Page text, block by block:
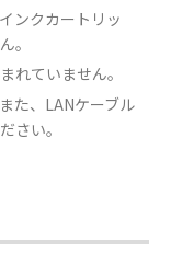
ンクカートリッ
。
れていません。
た、LANケーブル
さい。